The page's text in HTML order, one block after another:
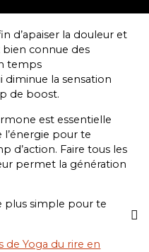
d’apaiser la douleur et
bien connue des
temps
diminue la sensation
de boost.
est essentielle
l’énergie pour te
d’action. Faire tous les
permet la génération
plus simple pour te
de Yoga du rire en